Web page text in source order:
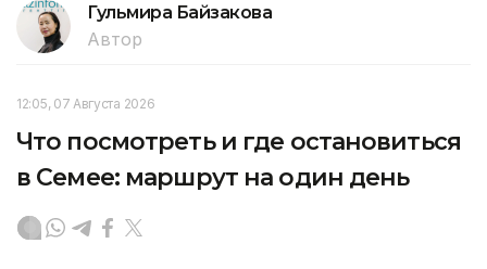
Гульмира Байзакова
Автор
12:05, 07 Августа 2026
Что посмотреть и где остановиться
в Семее: маршрут на один день